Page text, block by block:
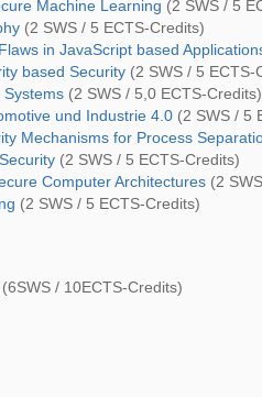
Machine Learning (2 SWS / 5
(2 SWS / 5 ECTS-Credits)
in JavaScript based
based Security (2 SWS / 5 ECTS-
Systems (2 SWS / 5,0 ECTS-Credits)
und Industrie 4.0 (2 SWS / 5
Mechanisms for Process
(2 SWS / 5 ECTS-Credits)
Computer Architectures (2
(2 SWS / 5 ECTS-Credits)
(6SWS / 10ECTS-Credits)